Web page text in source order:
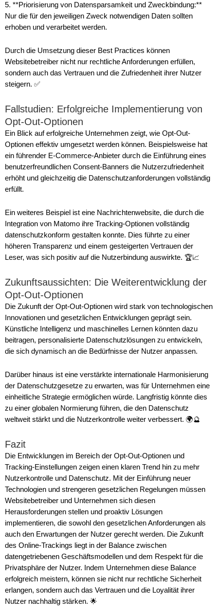
5. **Priorisierung von Datensparsamkeit und Zweckbindung:**
Nur die für den jeweiligen Zweck notwendigen Daten sollten
erhoben und verarbeitet werden.
Durch die Umsetzung dieser Best Practices können
Websitebetreiber nicht nur rechtliche Anforderungen erfüllen,
sondern auch das Vertrauen und die Zufriedenheit ihrer Nutzer
steigern. ✅
Fallstudien: Erfolgreiche Implementierung von
Opt-Out-Optionen
Ein Blick auf erfolgreiche Unternehmen zeigt, wie Opt-Out-
Optionen effektiv umgesetzt werden können. Beispielsweise hat
ein führender E-Commerce-Anbieter durch die Einführung eines
benutzerfreundlichen Consent-Banners die Nutzerzufriedenheit
erhöht und gleichzeitig die Datenschutzanforderungen vollständig
erfüllt.
Ein weiteres Beispiel ist eine Nachrichtenwebsite, die durch die
Integration von Matomo ihre Tracking-Optionen vollständig
datenschutzkonform gestalten konnte. Dies führte zu einer
höheren Transparenz und einem gesteigerten Vertrauen der
Leser, was sich positiv auf die Nutzerbindung auswirkte. 🏆📈
Zukunftsaussichten: Die Weiterentwicklung der
Opt-Out-Optionen
Die Zukunft der Opt-Out-Optionen wird stark von technologischen
Innovationen und gesetzlichen Entwicklungen geprägt sein.
Künstliche Intelligenz und maschinelles Lernen könnten dazu
beitragen, personalisierte Datenschutzlösungen zu entwickeln,
die sich dynamisch an die Bedürfnisse der Nutzer anpassen.
Darüber hinaus ist eine verstärkte internationale Harmonisierung
der Datenschutzgesetze zu erwarten, was für Unternehmen eine
einheitliche Strategie ermöglichen würde. Langfristig könnte dies
zu einer globalen Normierung führen, die den Datenschutz
weltweit stärkt und die Nutzerkontrolle weiter verbessert. 🌍🔮
Fazit
Die Entwicklungen im Bereich der Opt-Out-Optionen und
Tracking-Einstellungen zeigen einen klaren Trend hin zu mehr
Nutzerkontrolle und Datenschutz. Mit der Einführung neuer
Technologien und strengeren gesetzlichen Regelungen müssen
Websitebetreiber und Unternehmen sich diesen
Herausforderungen stellen und proaktiv Lösungen
implementieren, die sowohl den gesetzlichen Anforderungen als
auch den Erwartungen der Nutzer gerecht werden. Die Zukunft
des Online-Trackings liegt in der Balance zwischen
datengetriebenen Geschäftsmodellen und dem Respekt für die
Privatsphäre der Nutzer. Indem Unternehmen diese Balance
erfolgreich meistern, können sie nicht nur rechtliche Sicherheit
erlangen, sondern auch das Vertrauen und die Loyalität ihrer
Nutzer nachhaltig stärken. 🌟